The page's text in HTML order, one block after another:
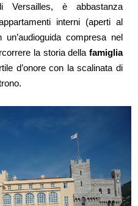
Versailles, è abbastanza
interni (aperti al
compresa nel
la storia della famiglia
d’onore con la scalinata di